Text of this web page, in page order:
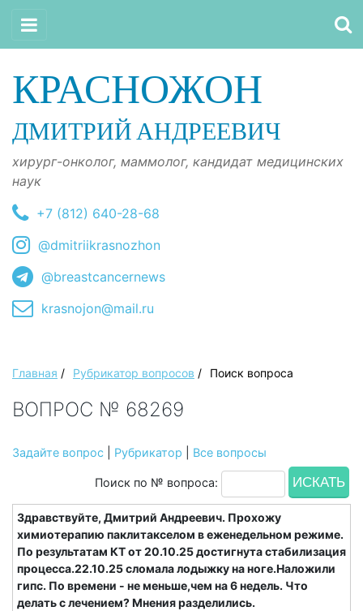
КРАСНОЖОН
ДМИТРИЙ АНДРЕЕВИЧ
хирург-онколог, маммолог, кандидат медицинских
наук
+7 (812) 640-28-68
@dmitriikrasnozhon
@breastcancernews
krasnojon@mail.ru
Главная / Рубрикатор вопросов / Поиск вопроса
ВОПРОС № 68269
Задайте вопрос Рубрикатор Все вопросы
Поиск по № вопроса:
Здравствуйте, Дмитрий Андреевич. Прохожу
химиотерапию паклитакселом в еженедельном режиме.
По результатам КТ от 20.10.25 достигнута стабилизация
процесса.22.10.25 сломала лодыжку на ноге.Наложили
гипс. По времени - не меньше,чем на 6 недель. Что
делать с лечением? Мнения разделились.